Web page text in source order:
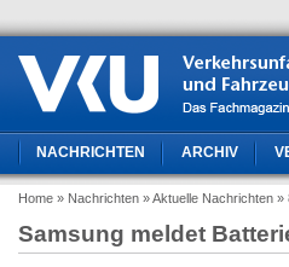
NACHRICHTEN ARCHIV
Home » Nachrichten » Aktuelle Nachrichten »
Samsung meldet